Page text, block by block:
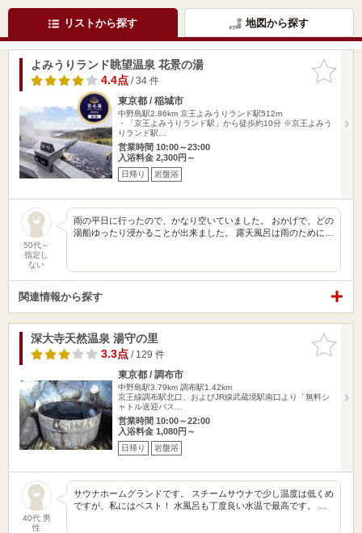
リストから探す 地図から探す
お気に入
りに追加
よみうりランド眺望温泉 花景の湯
4.4点/ 34 件
東京都 / 稲城市
中野島駅2.86km 京王よみうりランド駅512m
・「京王よみうりランド駅」から徒歩約10分 ※京王よみう
りランド駅…
営業時間 10:00～23:00
入浴料金 2,300円～
日帰り 岩盤浴
50代～
指定し
ない
雨の平日に行ったので、かなり空いていました。 おかげで、どの
湯船ゆったり浸かることが出来ました。 露天風呂は雨のために…
関連情報から探す
お気に入
りに追加
深大寺天然温泉 湯守の里
3.3点/ 129 件
東京都 / 調布市
中野島駅3.79km 調布駅1.42km
京王線調布駅北口、およびJR線武蔵境駅南口より「無料シ
ャトル送迎バス…
営業時間 10:00～22:00
入浴料金 1,080円～
日帰り 岩盤浴
40代 男
性
サウナホームグランドです。 スチームサウナで少し温度は低くめ
ですが、私にはベスト！ 水風呂も丁度良い水温で最高です。 …